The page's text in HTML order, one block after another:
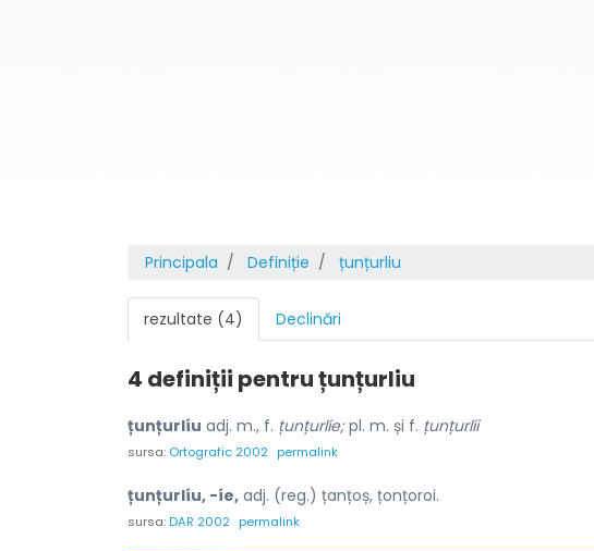
Principala Definiție țunțurliu
rezultate (4) Declinări
4 definiții pentruțunțurliu
țunțurlíu adj. m., f. țunțurlíe;pl. m. și f. țunțurlíi
sursa: Ortografic 2002 permalink
țunțurlíu, -íe, adj. (reg.) țanțoș, țonțoroi.
sursa:DAR 2002 permalink